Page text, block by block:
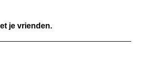
je vrienden.